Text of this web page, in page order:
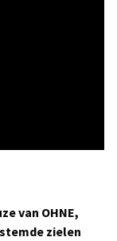
van OHNE,
zielen